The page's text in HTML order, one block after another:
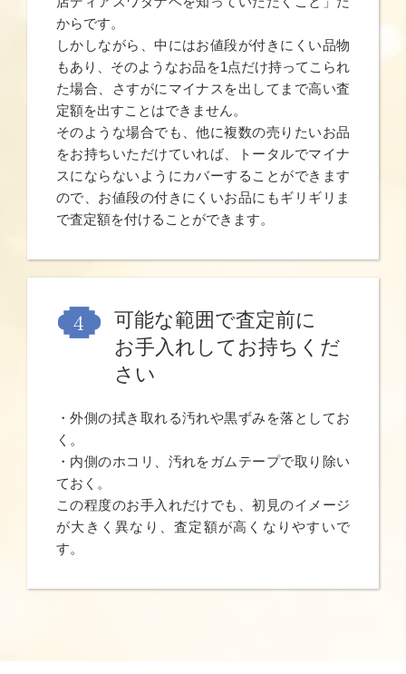
からです。
しかしながら、中にはお値段が付きにくい品物
もあり、そのようなお品を1点だけ持ってこられ
た場合、さすがにマイナスを出してまで高い査
定額を出すことはできません。
そのような場合でも、他に複数の売りたいお品
をお持ちいただけていれば、トータルでマイナ
スにならないようにカバーすることができます
ので、お値段の付きにくいお品にもギリギリま
で査定額を付けることができます。
可能な範囲で査定前に
お手入れしてお持ちくだ
さい
・外側の拭き取れる汚れや黒ずみを落としてお
く。
・内側のホコリ、汚れをガムテープで取り除い
ておく。
この程度のお手入れだけでも、初見のイメージ
が大きく異なり、査定額が高くなりやすいで
す。